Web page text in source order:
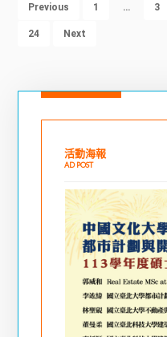
Previous 1 … 3
24 Next
活動海報
AD POST